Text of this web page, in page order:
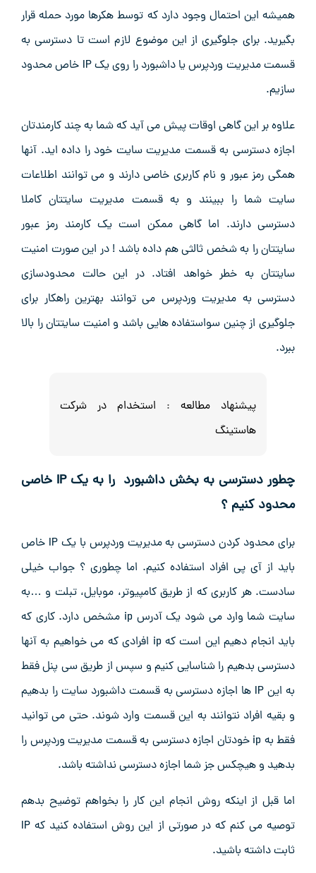
همیشه این احتمال وجود دارد که توسط هکرها مورد حمله قرار
بگیرید. برای جلوگیری از این موضوع لازم است تا دسترسی به
قسمت مدیریت وردپرس یا داشبورد را روی یک IP خاص محدود
سازیم.
علاوه بر این گاهی اوقات پیش می آید که شما به چند کارمندتان
اجازه دسترسی به قسمت مدیریت سایت خود را داده اید. آنها
همگی رمز عبور و نام کاربری خاصی دارند و می توانند اطلاعات
سایت شما را ببینند و به قسمت مدیریت سایتتان کاملا
دسترسی دارند. اما گاهی ممکن است یک کارمند رمز عبور
سایتتان را به شخص ثالثی هم داده باشد ! در این صورت امنیت
سایتتان به خطر خواهد افتاد. در این حالت محدودسازی
دسترسی به مدیریت وردپرس می توانند بهترین راهکار برای
جلوگیری از چنین سواستفاده هایی باشد و امنیت سایتتان را بالا
ببرد.
پیشنهاد مطالعه : استخدام در شرکت
هاستینگ
چطور دسترسی به بخش داشبورد را به یک IP خاصی
محدود کنیم ؟
برای محدود کردن دسترسی به مدیریت وردپرس با یک IP خاص
باید از آی پی افراد استفاده کنیم. اما چطوری ؟ جواب خیلی
سادست. هر کاربری که از طریق کامپیوتر، موبایل، تبلت و …به
سایت شما وارد می شود یک آدرس ip مشخص دارد. کاری که
باید انجام دهیم این است که ip افرادی که می خواهیم به آنها
دسترسی بدهیم را شناسایی کنیم و سپس از طریق سی پنل فقط
به این IP ها اجازه دسترسی به قسمت داشبورد سایت را بدهیم
و بقیه افراد نتوانند به این قسمت وارد شوند. حتی می توانید
فقط به ip خودتان اجازه دسترسی به قسمت مدیریت وردپرس را
بدهید و هیچکس جز شما اجازه دسترسی نداشته باشد.
اما قبل از اینکه روش انجام این کار را بخواهم توضیح بدهم
توصیه می کنم که در صورتی از این روش استفاده کنید که IP
ثابت داشته باشید.